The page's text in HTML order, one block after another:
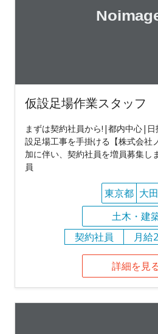
仮設足場作業スタッフ
まずは契約社員から!|都内中心|日
設足場工事を手掛ける【株式会社
加に伴い、契約社員を増員募集し
員
東京都 大
土木・建
契約社員
月給
詳細を見